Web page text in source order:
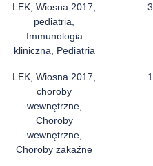
LEK, Wiosna 2017,
pediatria,
Immunologia
kliniczna, Pediatria
3
LEK, Wiosna 2017,
choroby
wewnętrzne,
Choroby
wewnętrzne,
Choroby zakaźne
1